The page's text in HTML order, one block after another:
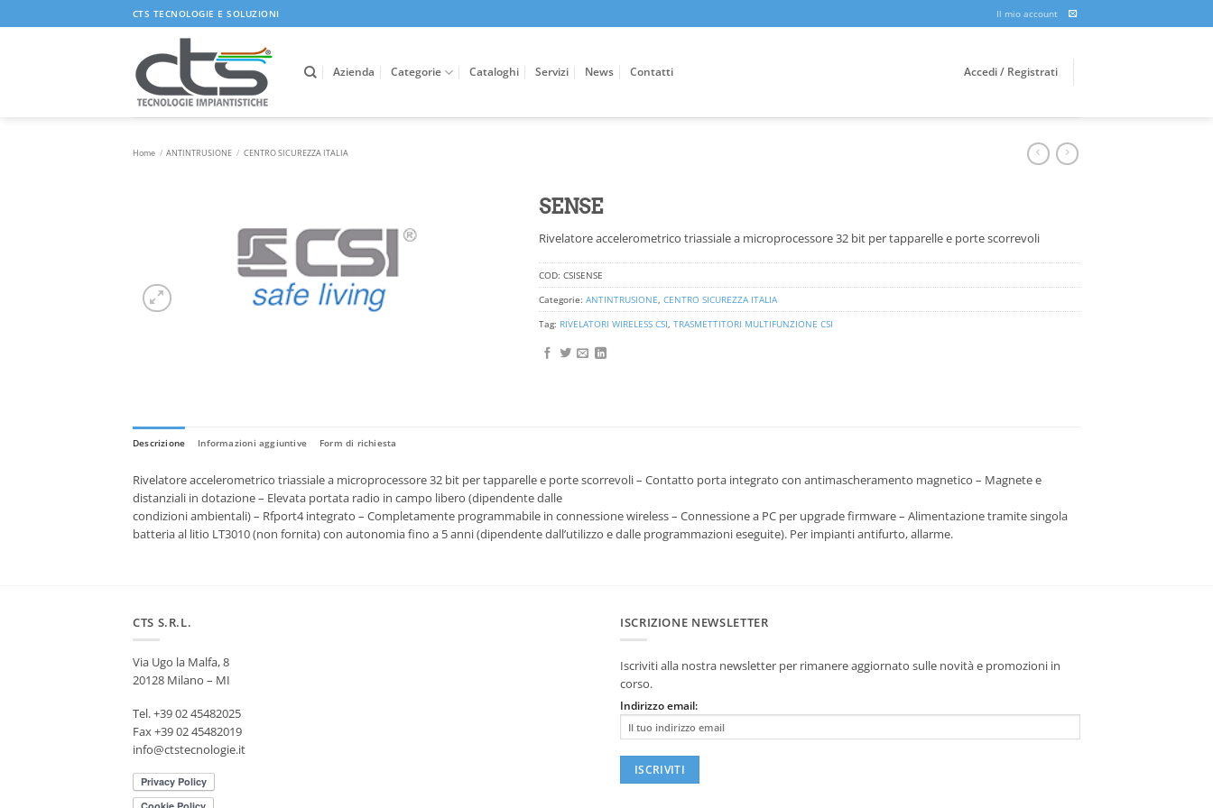
ai
CTS TECNOLOGIE E SOLUZIONI Il mio account
Azienda Categorie Cataloghi Servizi News Contatti Accedi / Registrati
Home / ANTINTRUSIONE / CENTRO SICUREZZA ITALIA
SENSE
Rivelatore accelerometrico triassiale a microprocessore 32 bit per tapparelle e porte scorrevoli
COD: CSISENSE
Categorie: ANTINTRUSIONE CENTRO SICUREZZA ITALIA
Tag: RIVELATORI WIRELESS CSI TRASMETTITORI MULTIFUNZIONE CSI
Descrizione Informazioni aggiuntive Form di richiesta
Rivelatore accelerometrico triassiale a microprocessore 32 bit per tapparelle e porte scorrevoli – Contatto porta integrato con antimascheramento magnetico – Magnete e
distanziali in dotazione – Elevata portata radio in campo libero (dipendente dalle
condizioni ambientali) – Rfport4 integrato – Completamente programmabile in connessione wireless – Connessione a PC per upgrade firmware – Alimentazione tramite singola
batteria al litio LT3010 (non fornita) con autonomia fino a 5 anni (dipendente dall’utilizzo e dalle programmazioni eseguite). Per impianti antifurto, allarme.
CTS S.R.L.
Via Ugo la Malfa, 8
20128 Milano – MI
Tel. +39 02 45482025
Fax +39 02 45482019
info@ctstecnologie.it
ISCRIZIONE NEWSLETTER
Iscriviti alla nostra newsletter per rimanere aggiornato sulle novità e promozioni in
corso.
Indirizzo email: